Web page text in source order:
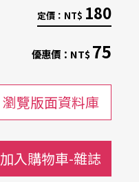
定價： NT$ 180
優惠價： NT$75
瀏覽版面資料庫
加入購物車-雜誌